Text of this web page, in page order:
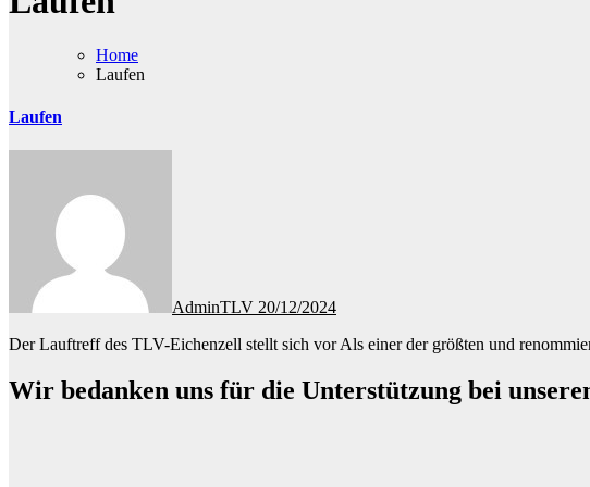
Home
Laufen
Laufen
AdminTLV 20/12/2024
Der Lauftreff des TLV-Eichenzell stellt sich vor Als einer der größten und
Wir bedanken uns für die Unterstützung bei